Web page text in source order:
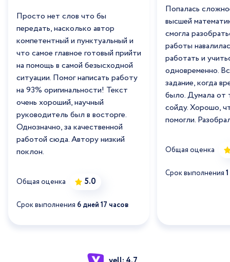
Просто нет слов что бы
передать, насколько автор
компетентный и пунктуальный и
что самое главное готовый прийти
на помощь в самой безысходной
ситуации. Помог написать работу
на 93% оригинальности! Текст
очень хороший, научный
руководитель был в восторге.
Однозначно, за качественной
работой сюда. Автору низкий
поклон.
Общая оценка 5.0
Срок выполнения 6 дней 17 часов
Попалась
высшей
смогла
работы
работать и
одновременно.
задание, когда
было. Думала от
сойду. Хорошо,
помогли.
Общая оценка
Срок выполнения